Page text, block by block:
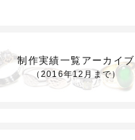
制作実績一覧アーカイブ
（2016年12月まで）